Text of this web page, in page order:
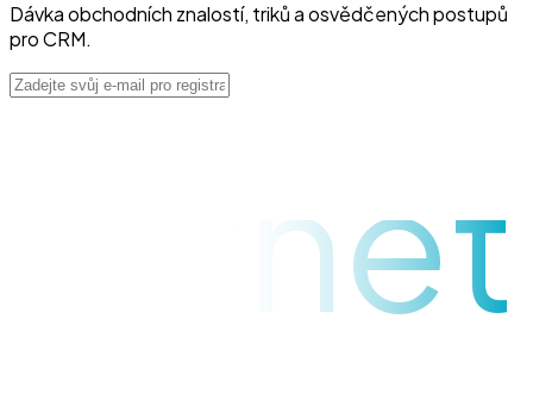
Dávka obchodních znalostí, triků a osvědčených postupů
pro CRM.
raynet